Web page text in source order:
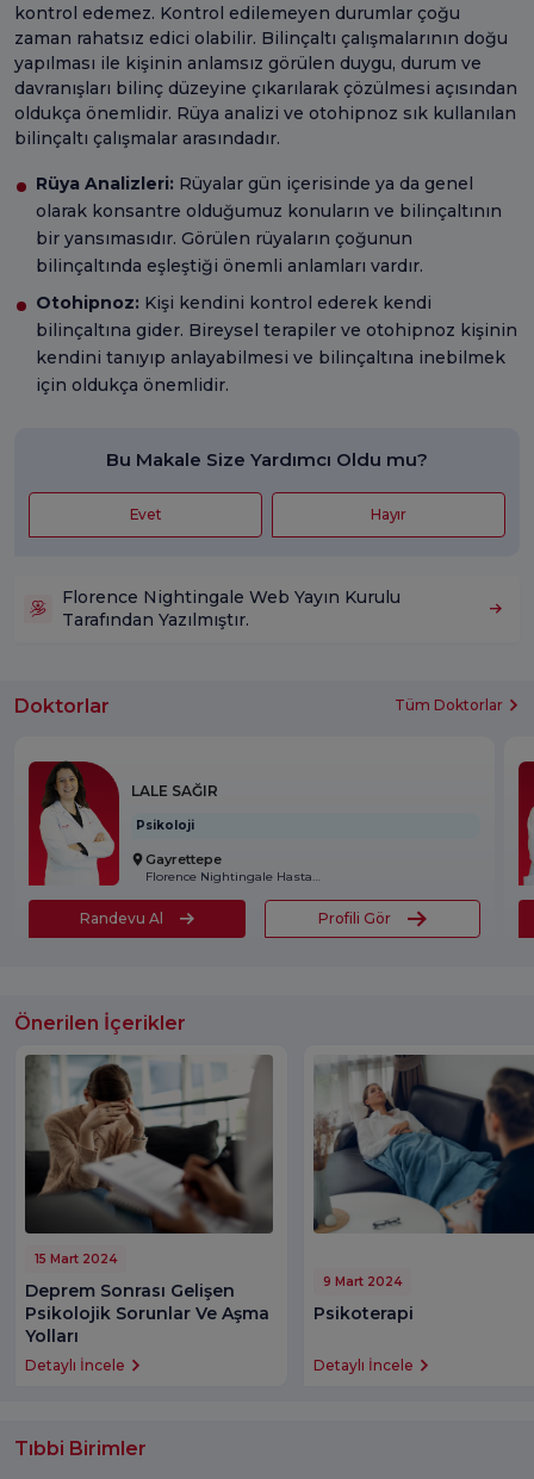
kontrol edemez. Kontrol edilemeyen durumlar çoğu
zaman rahatsız edici olabilir. Bilinçaltı çalışmalarının doğu
yapılması ile kişinin anlamsız görülen duygu, durum ve
davranışları bilinç düzeyine çıkarılarak çözülmesi açısından
oldukça önemlidir. Rüya analizi ve otohipnoz sık kullanılan
bilinçaltı çalışmalar arasındadır.
Rüya Analizleri: Rüyalar gün içerisinde ya da genel
olarak konsantre olduğumuz konuların ve bilinçaltının
bir yansımasıdır. Görülen rüyaların çoğunun
bilinçaltında eşleştiği önemli anlamları vardır.
Otohipnoz: Kişi kendini kontrol ederek kendi
bilinçaltına gider. Bireysel terapiler ve otohipnoz kişinin
kendini tanıyıp anlayabilmesi ve bilinçaltına inebilmek
için oldukça önemlidir.
Bu Makale Size Yardımcı Oldu mu?
Evet Hayır
Florence Nightingale Web Yayın Kurulu
Tarafından Yazılmıştır.
Doktorlar Tüm Doktorlar
LALE SAĞIR
Psikoloji
Gayrettepe
Florence Nightingale Hastanesi
Randevu Al Profili Gör
Önerilen İçerikler
15 Mart 2024
Deprem Sonrası Gelişen
Psikolojik Sorunlar Ve Aşma
Yolları
Detaylı İncele
9 Mart 2024
Psikoterapi
Detaylı İncele
Tıbbi Birimler